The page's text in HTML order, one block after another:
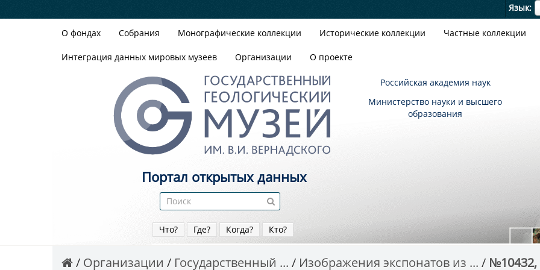
Язык
О фондах Собрания Монографические коллекции Исторические коллекции Частные коллекции
Интеграция данных мировых музеев Организации О проекте
Российская академия наук
Министерство науки и высшего
образования
Портал открытых данных
Что? Где? Когда? Кто?
Организации Государственный ... Изображения экспонатов из ... №10432,